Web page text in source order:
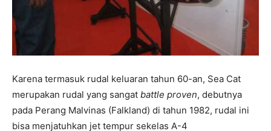
Karena termasuk rudal keluaran tahun 60-an, Sea Cat
merupakan rudal yang sangat battle proven, debutnya
pada Perang Malvinas (Falkland) di tahun 1982, rudal ini
bisa menjatuhkan jet tempur sekelas A-4